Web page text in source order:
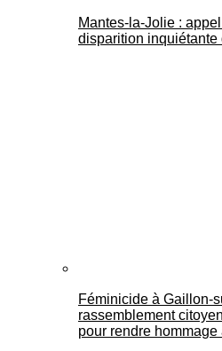
Mantes-la-Jolie :
disparition inquiétante
Féminicide à
rassemblement
pour rendre hommage